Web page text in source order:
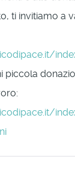
ti invitiamo a
piccola